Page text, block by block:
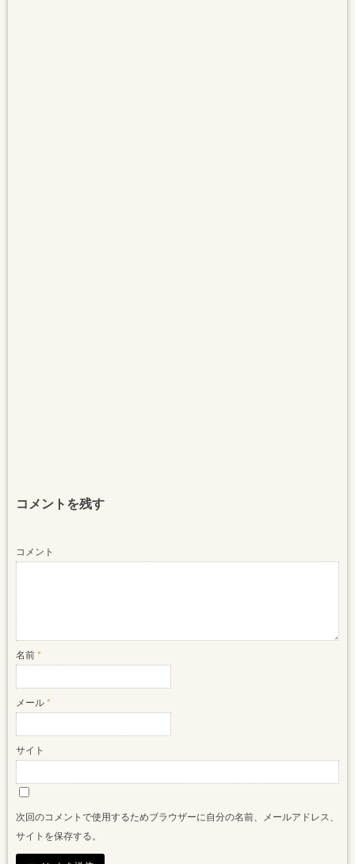
コメントを残す
コメント
名前 *
メール *
サイト
次回のコメントで使用するためブラウザーに自分の名前、メールアドレス、
サイトを保存する。